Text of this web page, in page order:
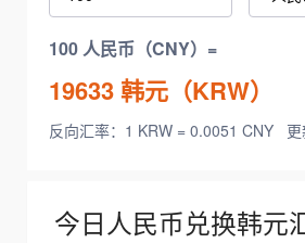
100 人民币（CNY）=
19633韩元（KRW）
反向汇率：1 KRW = 0.0051 CNY
今日人民币兑换韩元